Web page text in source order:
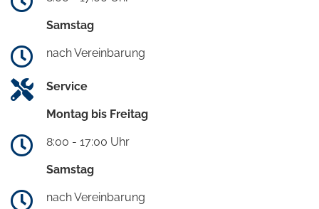
Samstag
nach Vereinbarung
Service
Montag bis Freitag
8:00 - 17:00 Uhr
Samstag
nach Vereinbarung